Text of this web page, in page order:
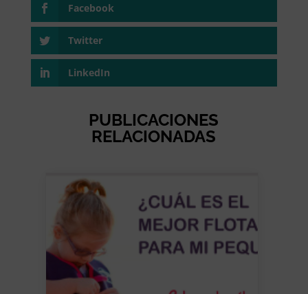
Facebook
Twitter
LinkedIn
PUBLICACIONES
RELACIONADAS